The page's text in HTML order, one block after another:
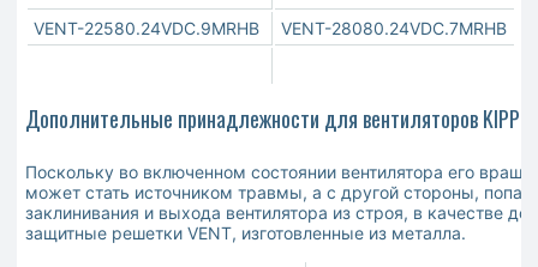
VENT-22580.24VDC.9MRHB VENT-28080.24VDC.7MRHB
Дополнительные принадлежности для вентиляторов
Поскольку во включенном состоянии вентилятора его
может стать источником травмы, а с другой стороны,
заклинивания и выхода вентилятора из строя, в качестве
защитные решетки VENT, изготовленные из металла.